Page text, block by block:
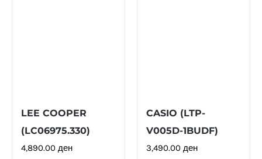
LEE COOPER
(LC06975.330)
4,890.00 ден
CASIO (LTP-
V005D-1BUDF)
3,490.00 ден